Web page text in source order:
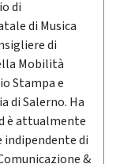
di
di Musica
di
Mobilità
Stampa e
di Salerno. Ha
è attualmente
indipendente di
&